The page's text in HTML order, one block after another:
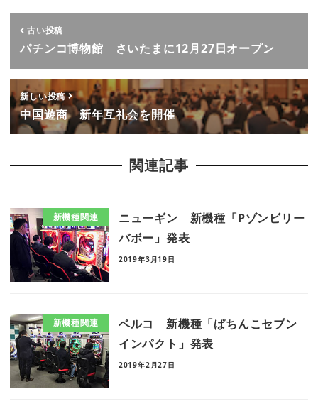
古い投稿
パチンコ博物館 さいたまに12月27日オープン
新しい投稿
中国遊商 新年互礼会を開催
関連記事
新機種関連
ニューギン 新機種「Pゾンビリー
バボー」発表
2019年3月19日
新機種関連
ベルコ 新機種「ぱちんこセブン
インパクト」発表
2019年2月27日